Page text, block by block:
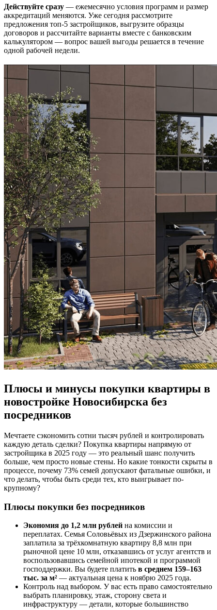
Действуйте сразу — ежемесячно условия программ и размер
аккредитаций меняются. Уже сегодня рассмотрите
предложения топ-5 застройщиков, выгрузите образцы
договоров и рассчитайте варианты вместе с банковским
калькулятором — вопрос вашей выгоды решается в течение
одной рабочей недели.
Плюсы и минусы покупки квартиры в
новостройке Новосибирска без
посредников
Мечтаете сэкономить сотни тысяч рублей и контролировать
каждую деталь сделки? Покупка квартиры напрямую от
застройщика в 2025 году — это реальный шанс получить
больше, чем просто новые стены. Но какие тонкости скрыты в
процессе, почему 73% семей допускают фатальные ошибки, и
что делать, чтобы быть среди тех, кто выигрывает по-
крупному?
Плюсы покупки без посредников
Экономия до 1,2 млн рублей на комиссии и
переплатах. Семья Соловьёвых из Дзержинского района
заплатила за трёхкомнатную квартиру 8,8 млн при
рыночной цене 10 млн, отказавшись от услуг агентств и
воспользовавшись семейной ипотекой и программой
господдержки. Вы будете платить в среднем 159–163
тыс. за м² — актуальная цена к ноябрю 2025 года.
Контроль над выбором. У вас есть право самостоятельно
выбрать планировку, этаж, сторону света и
инфраструктуру — детали, которые большинство